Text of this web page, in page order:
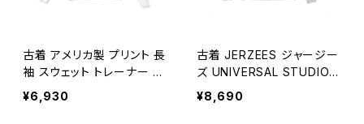
古着 アメリカ製 プリント 長
袖 スウェット トレーナー 白
(ttu2602017)
¥6,930
古着 JERZEES ジャージー
ズ UNIVERSAL STUDIOS
Florida アメリカ製 プリント
長袖 スウェット トレーナー
¥8,690